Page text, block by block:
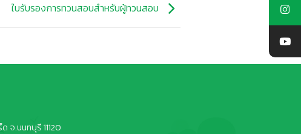
ใบรับรองการทวนสอบสำหรับผู้ทวนสอบ
จ.นนทบุรี 11120